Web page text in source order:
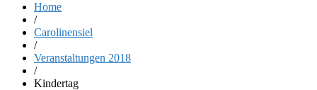
Home
/
Carolinensiel
/
Veranstaltungen 2018
/
Kindertag